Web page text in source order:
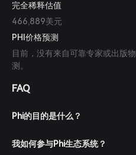
完全稀释估值
466,889美元
PHI价格预测
目前，没有来自可靠专家或出版
测。
FAQ
Phi的目的是什么？
我如何参与Phi生态系统？